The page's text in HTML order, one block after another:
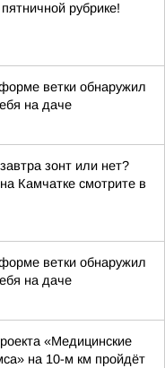
рубрике!
ветки обнаружил
на даче
зонт или нет?
Камчатке смотрите в
ветки обнаружил
на даче
«Медицинские
на 10-м км пройдёт